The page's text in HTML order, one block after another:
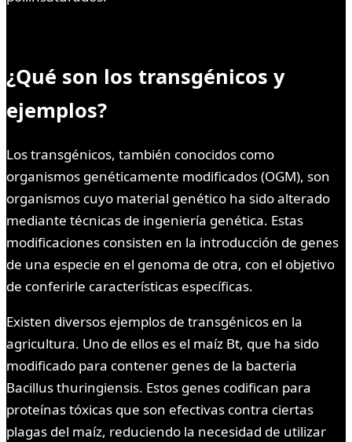
¿Qué son los transgénicos y
ejemplos?
Los transgénicos, también conocidos como
organismos genéticamente modificados (OGM), son
organismos cuyo material genético ha sido alterado
mediante técnicas de ingeniería genética. Estas
modificaciones consisten en la introducción de genes
de una especie en el genoma de otra, con el objetivo
de conferirle características específicas.
Existen diversos ejemplos de transgénicos en la
agricultura. Uno de ellos es el maíz Bt, que ha sido
modificado para contener genes de la bacteria
Bacillus thuringiensis. Estos genes codifican para
proteínas tóxicas que son efectivas contra ciertas
plagas del maíz, reduciendo la necesidad de utilizar